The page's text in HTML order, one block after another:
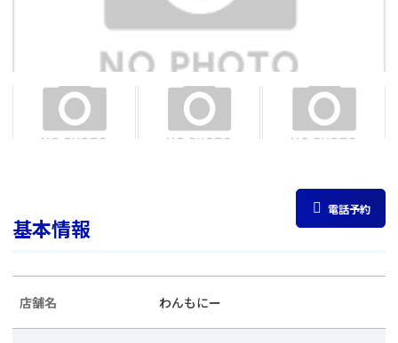
電話予約
基本情報
店舗名 わんもにー